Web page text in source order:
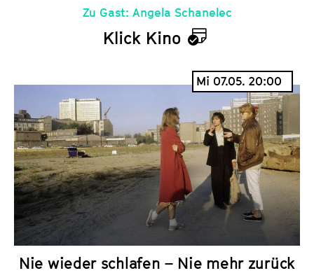
Zu Gast: Angela Schanelec
Klick Kino
K
a
l
e
n
d
e
Mi 07.05. 20:00
Nie wieder schlafen – Nie mehr zurück